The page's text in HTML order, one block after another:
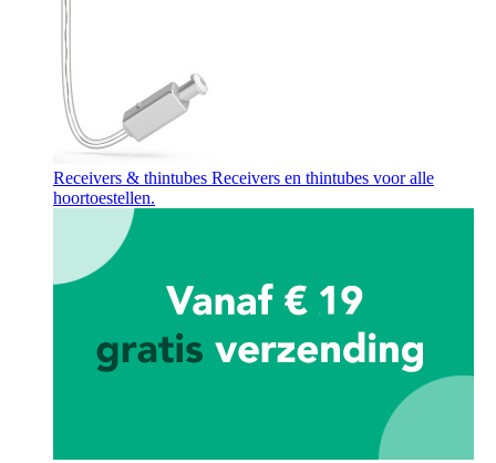
Receivers & thintubes Receivers en thintubes voor alle
hoortoestellen.